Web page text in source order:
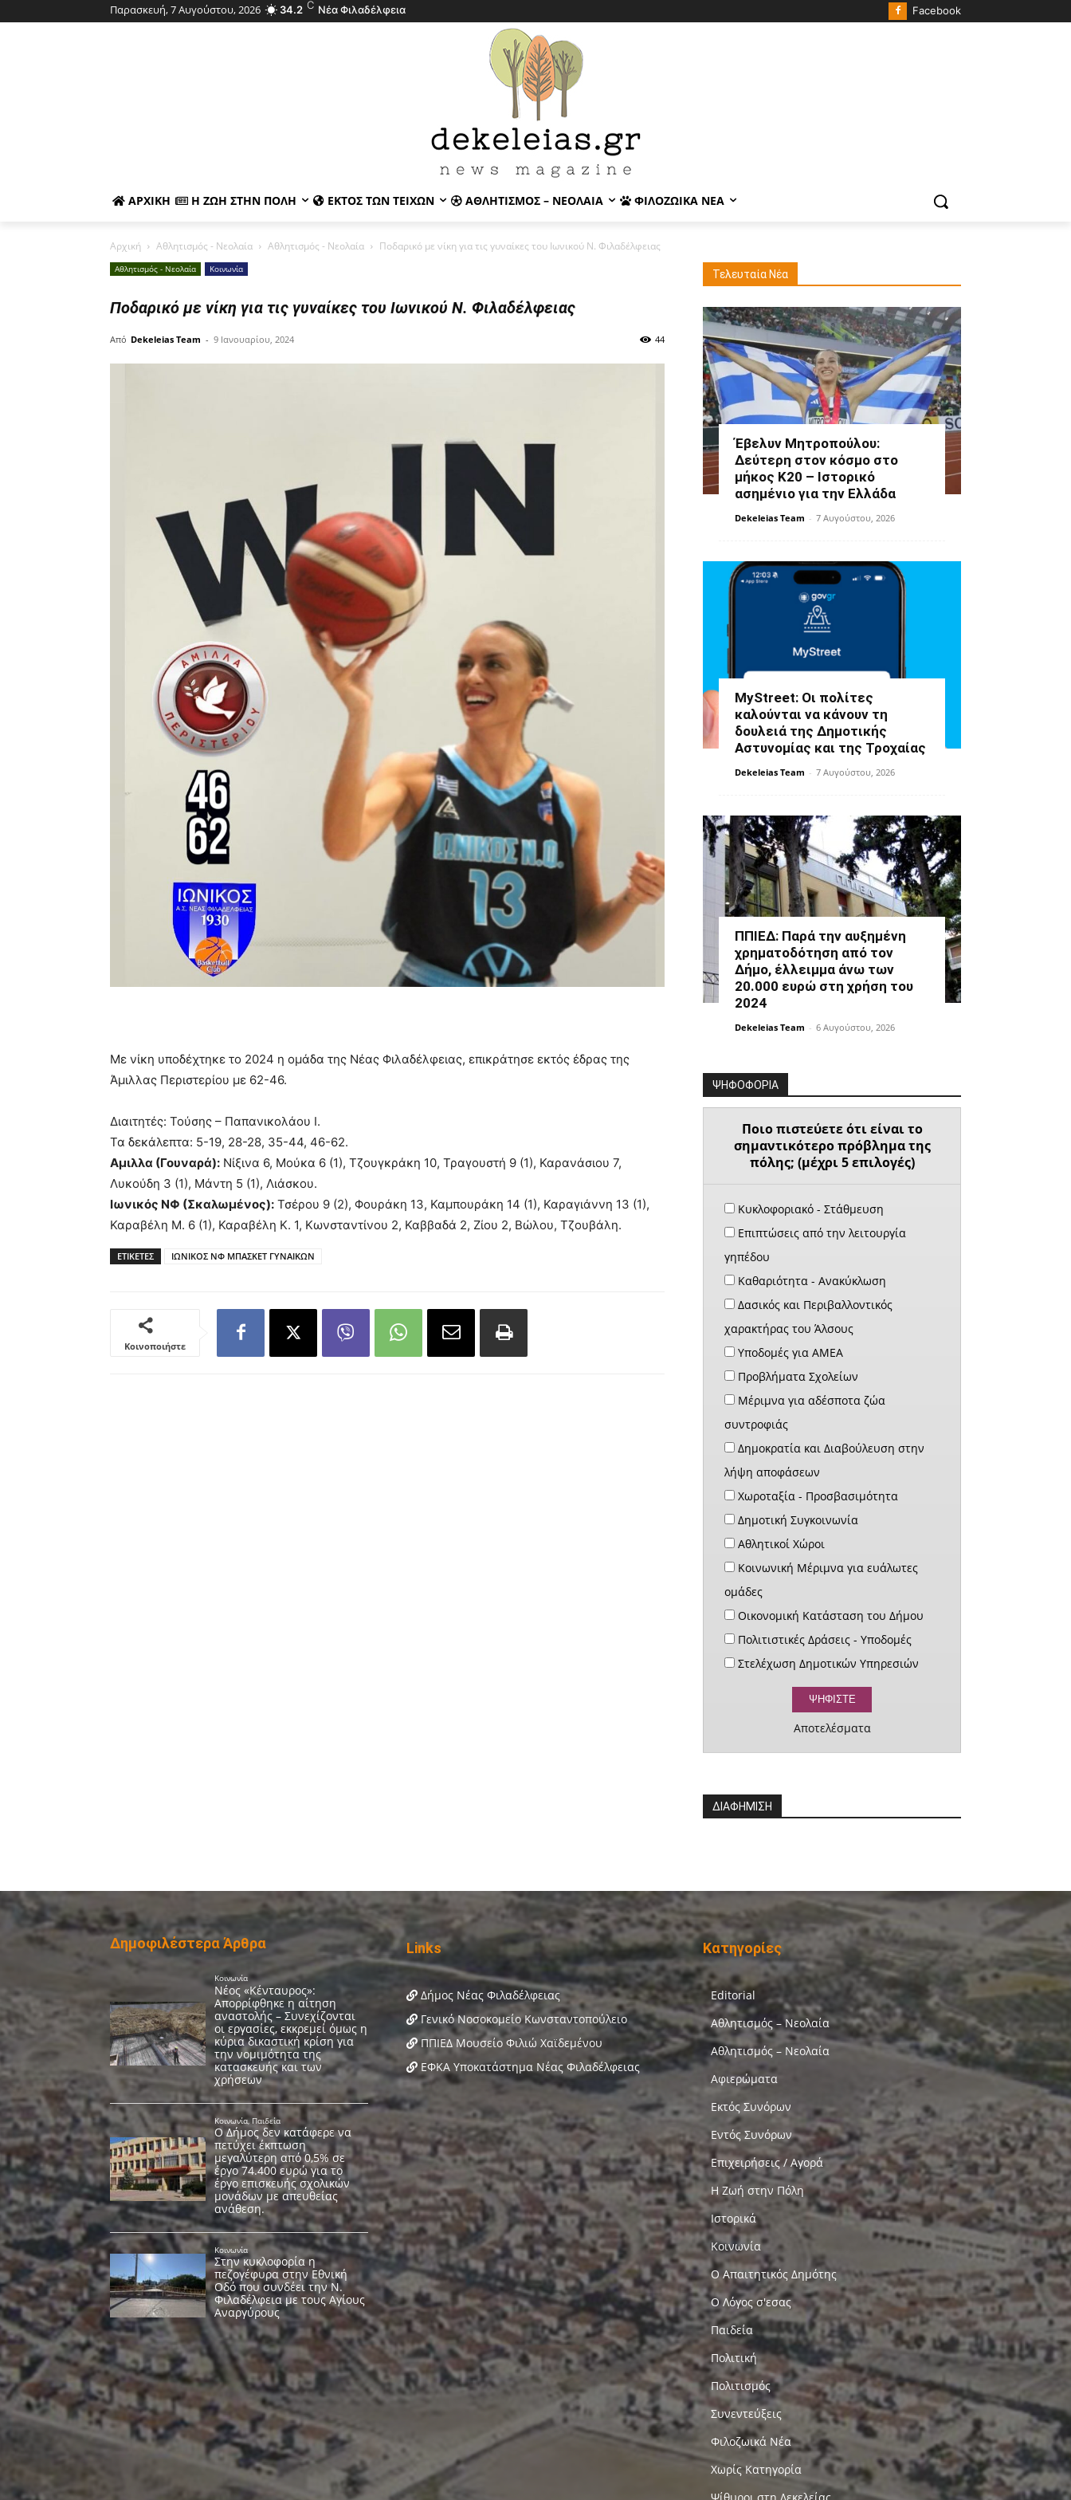
Παρασκευή, 7 Αυγούστου, 2026 34.2 C Νέα Φιλαδέλφεια Facebook
ΑΡΧΙΚΉ Η ΖΩΉ ΣΤΗΝ ΠΌΛΗ ΕΚΤΌΣ ΤΩΝ ΤΕΙΧΏΝ ΑΘΛΗΤΙΣΜΌΣ – ΝΕΟΛΑΊΑ ΦΙΛΟΖΩΙΚΆ ΝΈΑ
Αρχική Αθλητισμός - Νεολαία Αθλητισμός - Νεολαία Ποδαρικό με νίκη για τις γυναίκες του Ιωνικού Ν. Φιλαδέλφειας
Αθλητισμός - Νεολαία Κοινωνία
Ποδαρικό με νίκη για τις γυναίκες του Ιωνικού Ν. Φιλαδέλφειας
Από Dekeleias Team - 9 Ιανουαρίου, 2024 44
Με νίκη υποδέχτηκε το 2024 η ομάδα της Νέας Φιλαδέλφειας, επικράτησε εκτός έδρας της
Άμιλλας Περιστερίου με 62-46.
Διαιτητές: Τούσης – Παπανικολάου Ι.
Τα δεκάλεπτα: 5-19, 28-28, 35-44, 46-62.
Αμιλλα (Γουναρά): Νίξινα 6, Μούκα 6 (1), Τζουγκράκη 10, Τραγουστή 9 (1), Καρανάσιου 7,
Λυκούδη 3 (1), Μάντη 5 (1), Λιάσκου.
Ιωνικός ΝΦ (Σκαλωμένος): Τσέρου 9 (2), Φουράκη 13, Καμπουράκη 14 (1), Καραγιάννη 13 (1),
Καραβέλη Μ. 6 (1), Καραβέλη Κ. 1, Κωνσταντίνου 2, Καββαδά 2, Ζίου 2, Βώλου, Τζουβάλη.
ΕΤΙΚΕΤΕΣ ΙΩΝΙΚΟΣ ΝΦ ΜΠΑΣΚΕΤ ΓΥΝΑΙΚΩΝ
Κοινοποιήστε
Τελευταία Νέα
Έβελυν Μητροπούλου:
Δεύτερη στον κόσμο στο
μήκος Κ20 – Ιστορικό
ασημένιο για την Ελλάδα
Dekeleias Team - 7 Αυγούστου, 2026
MyStreet: Οι πολίτες
καλούνται να κάνουν τη
δουλειά της Δημοτικής
Αστυνομίας και της Τροχαίας
Dekeleias Team - 7 Αυγούστου, 2026
ΠΠΙΕΔ: Παρά την αυξημένη
χρηματοδότηση από τον
Δήμο, έλλειμμα άνω των
20.000 ευρώ στη χρήση του
2024
Dekeleias Team - 6 Αυγούστου, 2026
ΨΗΦΟΦΟΡΙΑ
Ποιο πιστεύετε ότι είναι το
σημαντικότερο πρόβλημα της
πόλης; (μέχρι 5 επιλογές)
Κυκλοφοριακό - Στάθμευση
Επιπτώσεις από την λειτουργία
γηπέδου
Καθαριότητα - Ανακύκλωση
Δασικός και Περιβαλλοντικός
χαρακτήρας του Άλσους
Υποδομές για ΑΜΕΑ
Προβλήματα Σχολείων
Μέριμνα για αδέσποτα ζώα
συντροφιάς
Δημοκρατία και Διαβούλευση στην
λήψη αποφάσεων
Χωροταξία - Προσβασιμότητα
Δημοτική Συγκοινωνία
Αθλητικοί Χώροι
Κοινωνική Μέριμνα για ευάλωτες
ομάδες
Οικονομική Κατάσταση του Δήμου
Πολιτιστικές Δράσεις - Υποδομές
Στελέχωση Δημοτικών Υπηρεσιών
Αποτελέσματα
ΔΙΑΦΗΜΙΣΗ
Δημοφιλέστερα Άρθρα Links
Δήμος Νέας Φιλαδέλφειας
Γενικό Νοσοκομείο Κωνσταντοπούλειο
ΠΠΙΕΔ Μουσείο Φιλιώ Χαϊδεμένου
ΕΦΚΑ Υποκατάστημα Νέας Φιλαδέλφειας
Κατηγορίες
Editorial
Αθλητισμός – Νεολαία
Αθλητισμός – Νεολαία
Αφιερώματα
Εκτός Συνόρων
Εντός Συνόρων
Επιχειρήσεις / Αγορά
Η Ζωή στην Πόλη
Ιστορικά
Κοινωνία
Ο Απαιτητικός Δημότης
Ο Λόγος σ'εσας
Παιδεία
Πολιτική
Πολιτισμός
Συνεντεύξεις
Φιλοζωικά Νέα
Χωρίς Κατηγορία